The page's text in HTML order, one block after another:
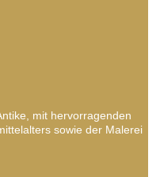
mit hervorragenden
sowie der Malerei